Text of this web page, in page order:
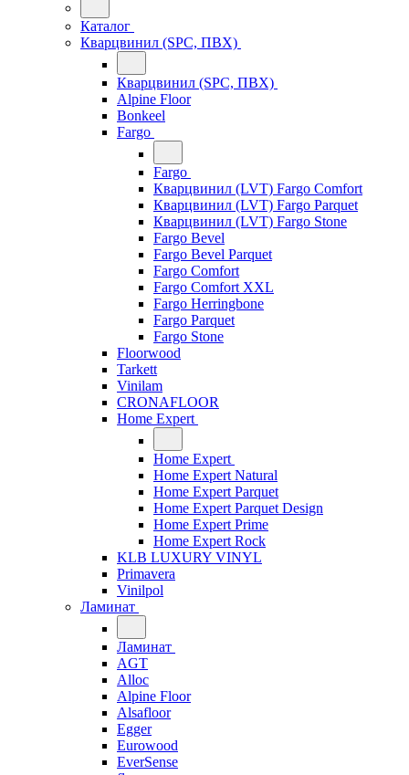
Каталог
Кварцвинил (SPC, ПВХ)
Кварцвинил (SPC, ПВХ)
Alpine Floor
Bonkeel
Fargo
Fargo
Кварцвинил (LVT) Fargo Comfort
Кварцвинил (LVT) Fargo Parquet
Кварцвинил (LVT) Fargo Stone
Fargo Bevel
Fargo Bevel Parquet
Fargo Comfort
Fargo Comfort XXL
Fargo Herringbone
Fargo Parquet
Fargo Stone
Floorwood
Tarkett
Vinilam
CRONAFLOOR
Home Expert
Home Expert
Home Expert Natural
Home Expert Parquet
Home Expert Parquet Design
Home Expert Prime
Home Expert Rock
KLB LUXURY VINYL
Primavera
Vinilpol
Ламинат
Ламинат
AGT
Alloc
Alpine Floor
Alsafloor
Egger
Eurowood
EverSense